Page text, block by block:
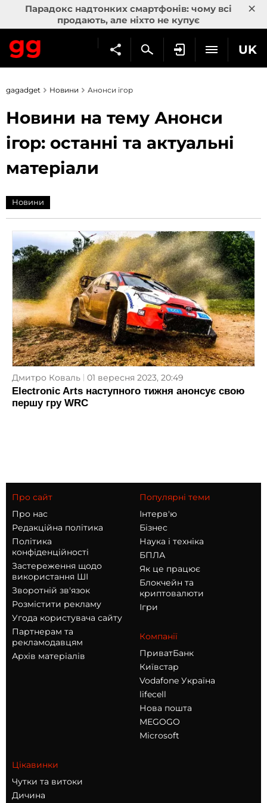
Парадокс надтонких смартфонів: чому всі
продають, але ніхто не купує
×
UK
gagadget Новини Анонси ігор
Новини на тему Анонси
ігор: останні та актуальні
матеріали
Новини
Дмитро Коваль 01 вересня 2023, 20:49
Electronic Arts наступного тижня анонсує свою
першу гру WRC
Про сайт
Про нас
Редакційна політика
Політика
конфіденційності
Застереження щодо
використання ШІ
Зворотній зв'язок
Розмістити рекламу
Угода користувача сайту
Партнерам та
рекламодавцям
Архів матеріалів
Популярні теми
Інтерв'ю
Бізнес
Наука і техніка
БПЛА
Як це працює
Блокчейн та
криптовалюти
Ігри
Компанії
ПриватБанк
Київстар
Vodafone Україна
lifecell
Нова пошта
MEGOGO
Microsoft
Цікавинки
Чутки та витоки
Дичина